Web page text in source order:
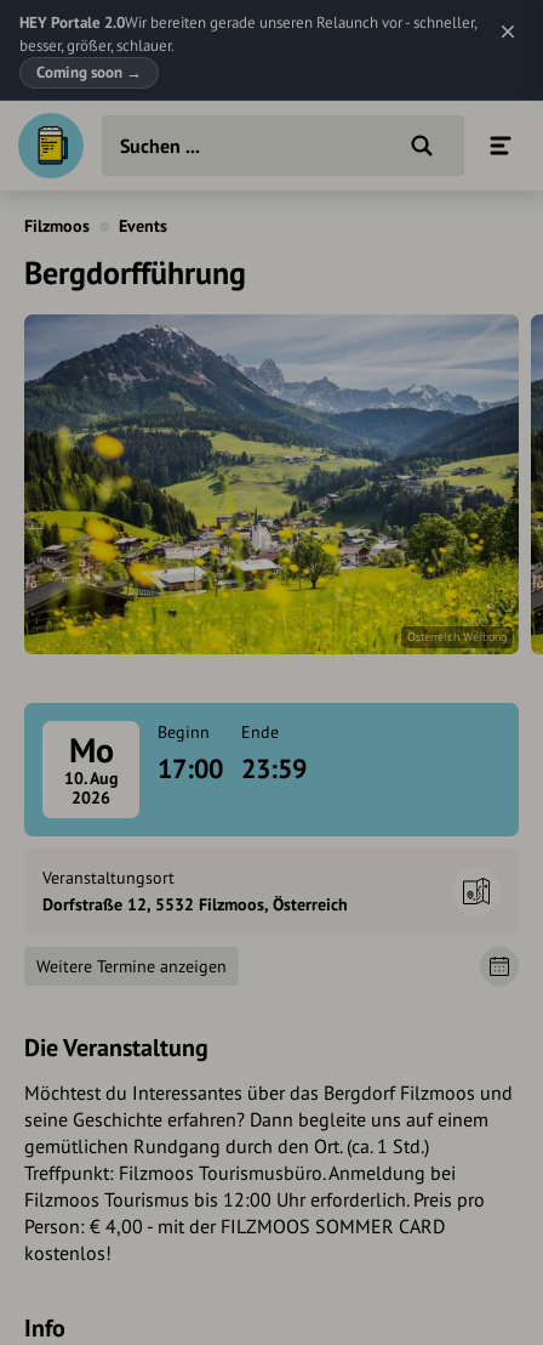
HEY Portale 2.0Wir bereiten gerade unseren Relaunch vor - schneller,
besser, größer, schlauer.
Coming soon →
Filzmoos Events
Bergdorfführung
Österreich Werbung
Mo
10. Aug
2026
Beginn
17:00
Ende
23:59
Veranstaltungsort
Dorfstraße 12, 5532 Filzmoos, Österreich
Weitere Termine anzeigen
Die Veranstaltung
Möchtest du Interessantes über das Bergdorf Filzmoos und
seine Geschichte erfahren? Dann begleite uns auf einem
gemütlichen Rundgang durch den Ort. (ca. 1 Std.)
Treffpunkt: Filzmoos Tourismusbüro. Anmeldung bei
Filzmoos Tourismus bis 12:00 Uhr erforderlich. Preis pro
Person: € 4,00 - mit der FILZMOOS SOMMER CARD
kostenlos!
Info